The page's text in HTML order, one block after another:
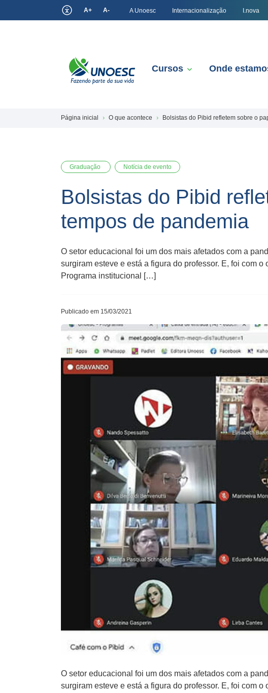
A+ A- A Unoesc Internacionalização I.nova
Cursos Onde
Página inicial O que acontece Bolsistas do Pibid refletem sobre o
Graduação Notícia de evento
Bolsistas do Pibid
tempos de pandemia
O setor educacional foi um dos mais afetados com a
surgiram esteve e está a figura do professor. E, foi com
Programa institucional […]
Publicado em 15/03/2021
O setor educacional foi um dos mais afetados com a
surgiram esteve e está a figura do professor. E, foi com